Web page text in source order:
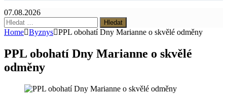
07.08.2026
Vyhledávání
Home Byznys PPL obohatí Dny Marianne o skvělé odměny
PPL obohatí Dny Marianne o skvělé
odměny